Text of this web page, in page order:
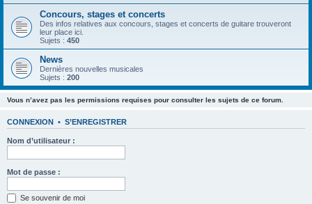
Concours, stages et concerts
Des infos relatives aux concours, stages et concerts de guitare trouveront
leur place ici.
Sujets : 450
News
Dernières nouvelles musicales
Sujets : 200
Vous n’avez pas les permissions requises pour consulter les sujets de ce forum.
CONNEXION • S’ENREGISTRER
Nom d’utilisateur :
Mot de passe :
Se souvenir de moi